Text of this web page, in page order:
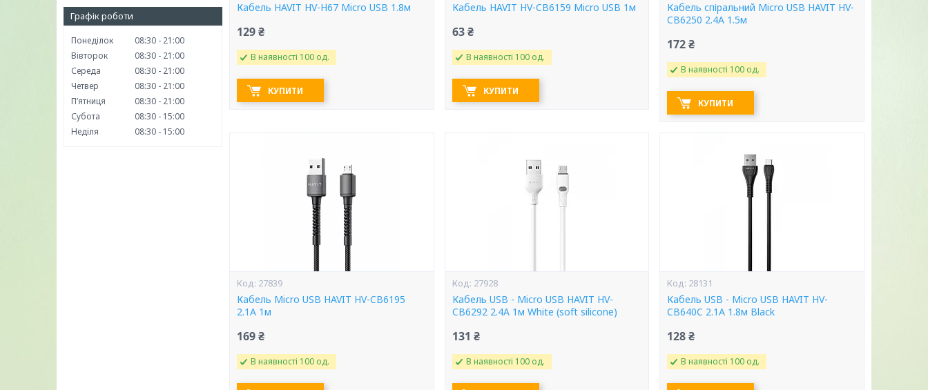
Графік роботи
Понеділок 08:30
21:00
Вівторок
08:30
21:00
Середа
08:30
21:00
Четвер
08:30
21:00
Пʼятниця
08:30
21:00
Субота
08:30
15:00
Неділя
08:30 15:00
Кабель HAVIT HV-H67 Micro USB 1.8м
129 ₴
В наявності 100 од.
КУПИТИ
Кабель HAVIT HV-CB6159 Micro USB 1м
63 ₴
В наявності 100 од.
КУПИТИ
Кабель спіральний Micro USB HAVIT HV-
CB6250 2.4A 1.5м
172 ₴
В наявності 100 од.
КУПИТИ
27839
Кабель Micro USB HAVIT HV-CB6195
2.1A 1м
169 ₴
В наявності 100 од.
27928
Кабель USB - Micro USB HAVIT HV-
CB6292 2.4A 1м White (soft silicone)
131 ₴
В наявності 100 од.
28131
Кабель USB - Micro USB HAVIT HV-
CB640C 2.1A 1.8м Black
128 ₴
В наявності 100 од.